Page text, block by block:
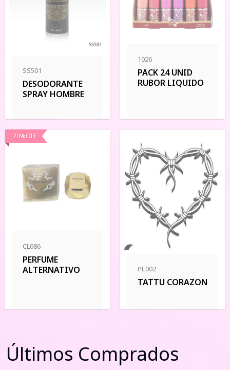
SS501
DESODORANTE
SPRAY HOMBRE
1026
PACK 24 UNID
RUBOR LIQUIDO
20%OFF
CL086
PERFUME
ALTERNATIVO
PE002
TATTU CORAZON
Últimos Comprados